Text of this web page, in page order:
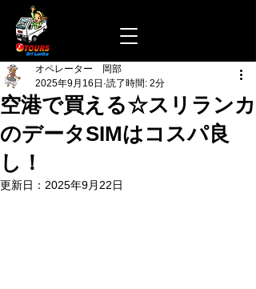
空港で買える☆スリランカ
のデータSIMはコスパ良
し！
オペレーター 岡部
2025年9月16日 読了時間: 2分
更新日： 2025年9月22日